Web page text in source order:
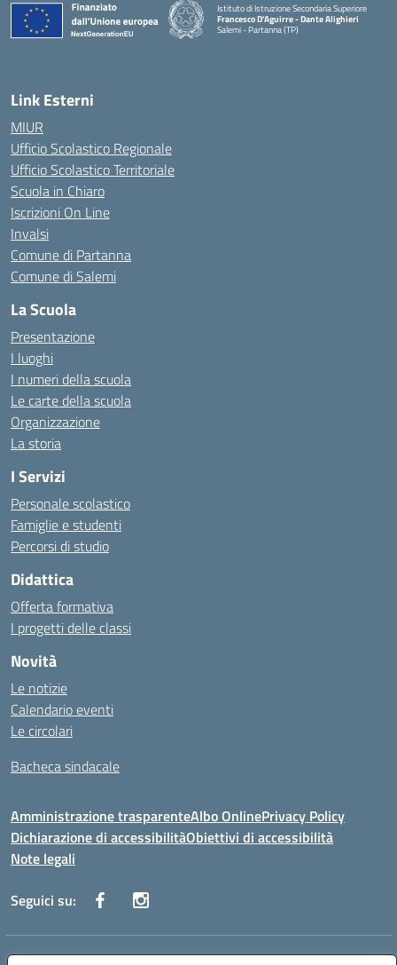
Istituto di Istruzione Secondaria Superiore
Francesco D'Aguirre - Dante Alighieri
Salemi - Partanna (TP)
Link Esterni
MIUR
Ufficio Scolastico Regionale
Ufficio Scolastico Territoriale
Scuola in Chiaro
Iscrizioni On Line
Invalsi
Comune di Partanna
Comune di Salemi
La Scuola
Presentazione
I luoghi
I numeri della scuola
Le carte della scuola
Organizzazione
La storia
I Servizi
Personale scolastico
Famiglie e studenti
Percorsi di studio
Didattica
Offerta formativa
I progetti delle classi
Novità
Le notizie
Calendario eventi
Le circolari
Bacheca sindacale
Amministrazione trasparenteAlbo OnlinePrivacy Policy
Dichiarazione di accessibilitàObiettivi di accessibilità
Note legali
Seguici su: